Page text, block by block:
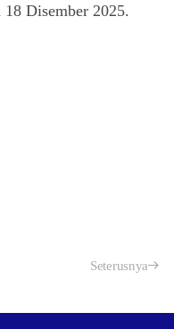
Disember 2025.
Seterusnya